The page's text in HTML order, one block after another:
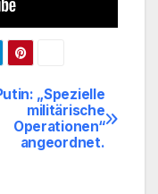
„Spezielle
militärische
Operationen“
angeordnet.